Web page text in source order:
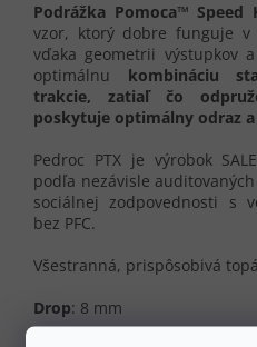
Podrážka Pomoca™ Speed
vzor, ktorý dobre funguje
vďaka geometrii výstupkov
optimálnu kombináciu
trakcie, zatiaľ čo
poskytuje optimálny odraz
Pedroc PTX je výrobok
podľa nezávisle
sociálnej zodpovednosti s
bez PFC.
Všestranná, prispôsobivá
Drop: 8 mm